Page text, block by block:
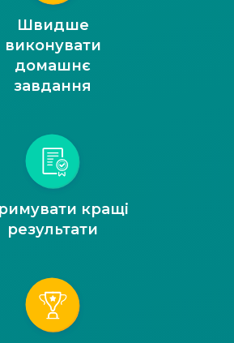
Швидше
виконувати
домашнє
завдання
кращі
результати